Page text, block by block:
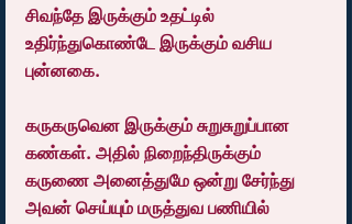
சிவந்தே இருக்கும் உதட்டில்
உதிர்ந்துகொண்டே இருக்கும் வசிய
புன்னகை.
கருகருவென இருக்கும் சுறுசுறுப்பான
கண்கள். அதில் நிறைந்திருக்கும்
கருணை அனைத்துமே ஒன்று சேர்ந்து
அவன் செய்யும் மருத்துவ பணியில்